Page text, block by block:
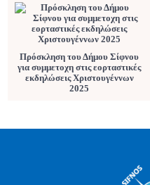
Πρόσκληση του Δήμου Σίφνου
για συμμετοχη στις εορταστικές
εκδηλώσεις Χριστουγέννων
2025